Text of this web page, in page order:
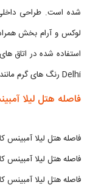
شده است. طراحی
لوکس و آرام بخش
Delhi رنگ های گرم مانند کرم و قهوه ای است که فضا را دلنشین تر کرده است.
فاصله هتل لیلا
فاصله هتل لیلا آمبینس
فاصله هتل لیلا آمبینس
فاصله هتل لیلا آمبینس کانونشن